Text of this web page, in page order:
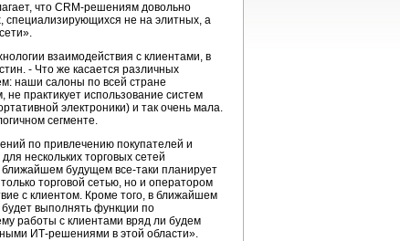
что CRM-решениям довольно
специализирующихся не на элитных, а
взаимодействия с клиентами, в
- Что же касается различных
наши салоны по всей стране
практикует использование систем
электроники) и так очень мала.
сегменте.
по привлечению покупателей и
нескольких торговых сетей
ближайшем будущем все-таки планирует
торговой сетью, но и оператором
с клиентом. Кроме того, в ближайшем
будет выполнять функции по
работы с клиентами вряд ли будем
ИТ-решениями в этой области».